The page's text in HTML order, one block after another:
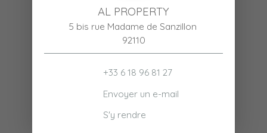
AL PROPERTY
5 bis rue Madame de Sanzillon
92110
+33 6 18 96 81 27
Envoyer un e-mail
S'y rendre